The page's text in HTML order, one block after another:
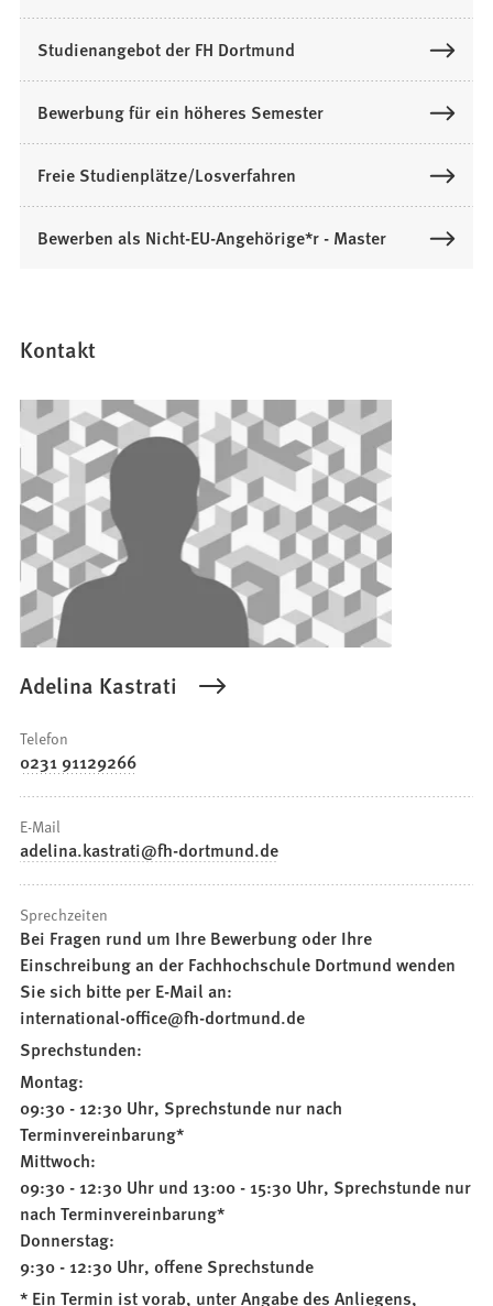
i
e
e
T
a
b
)
Studienangebot der FH Dortmund
Bewerbung für ein höheres Semester
Freie Studienplätze/Losverfahren
Bewerben als Nicht-EU-Angehörige*r - Master
Kontakt
Adelina Kastrati
Telefon
0231 91129266
E-Mail
adelina.kastrati fh-dortmund de
Sprechzeiten
Bei Fragen rund um Ihre Bewerbung oder Ihre
Einschreibung an der Fachhochschule Dortmund wenden
Sie sich bitte per E-Mail an:
international-office@fh-dortmund.de
Sprechstunden:
Montag:
09:30 - 12:30 Uhr, Sprechstunde nur nach
Terminvereinbarung*
Mittwoch:
09:30 - 12:30 Uhr und 13:00 - 15:30 Uhr, Sprechstunde nur
nach Terminvereinbarung*
Donnerstag:
9:30 - 12:30 Uhr, offene Sprechstunde
* Ein Termin ist vorab, unter Angabe des Anliegens,